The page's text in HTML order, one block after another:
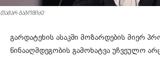
თამარ გაგოშიძე
გარდატეხის ასაკში მოზარდების მიერ
წინააღმდეგობის გამოხატვა უჩვეულო